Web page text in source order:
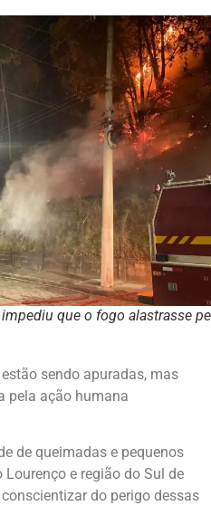
que o fogo alastrasse
sendo apuradas, mas
pela ação humana
de queimadas e pequenos
e região do Sul de
do perigo dessas